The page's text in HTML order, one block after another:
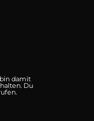
damit
Du